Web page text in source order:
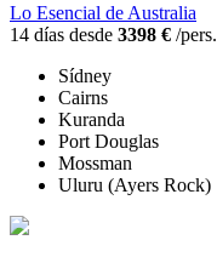
Lo Esencial de Australia
14 días desde 3398 € /pers.
Sídney
Cairns
Kuranda
Port Douglas
Mossman
Uluru (Ayers Rock)